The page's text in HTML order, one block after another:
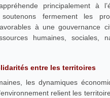
principalement à
fermement les
à une gouvernance
humaines, sociales,
entre les territoires
les dynamiques
relient les